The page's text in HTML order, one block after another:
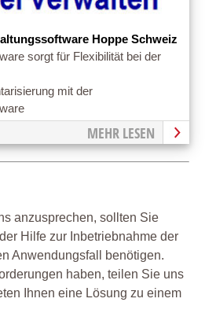
Hoppe Schweiz
sorgt für Flexibilität bei der
mit der
MEHR LESEN
anzusprechen, sollten Sie
Hilfe zur Inbetriebnahme der
Anwendungsfall benötigen.
haben, teilen Sie uns
Ihnen eine Lösung zu einem